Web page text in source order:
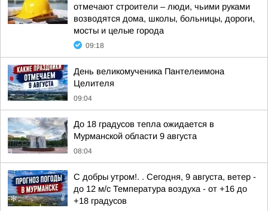
отмечают строители – люди, чьими руками
возводятся дома, школы, больницы, дороги,
мосты и целые города
09:18
День великомученика Пантелеимона
Целителя
09:04
До 18 градусов тепла ожидается в
Мурманской области 9 августа
08:04
С добры утром!. . Сегодня, 9 августа, ветер -
до 12 м/с Температура воздуха - от +16 до
+18 градусов